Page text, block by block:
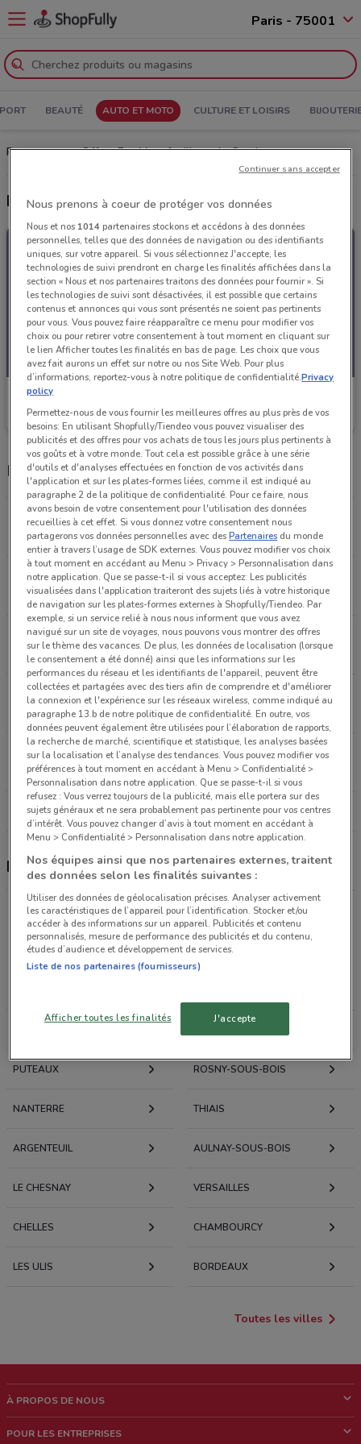
Paris - 75001
BEAUTÉ AUTO ET MOTO CULTURE ET LOISIRS
Prospectus et Offres Feu Vert: feuilletez le Catalogue
Derniers catalogues Feu Vert
Feu Vert
Valable jusqu'au 25/08 6.1 km
Magasins Feu Vert dans les environs
21, Rue Paul Vaillant Couturier Ivry-sur-seine
6.1 km
FERMÉ
Av. General de Gaulle L'haÿ-les-roses
8.6 km
FERMÉ
5 rue Eugene Henaff Vitry-sur-seine
9.2 km
OUVERT
Zone de Paris Nord - Secteur 2 Aulnay-sous-bois
14.7 km
FERMÉ
Av. du Président Georges Pompidou Ermont
15.8 km
Tous les magasins Feu Vert
Feu Vert, promotions et magasins
Promotions des catalogues et prospectus par ville
dans les environs
PUTEAUX ROSNY-SOUS-BOIS
NANTERRE THIAIS
ARGENTEUIL AULNAY-SOUS-BOIS
LE CHESNAY VERSAILLES
CHELLES CHAMBOURCY
LES ULIS BORDEAUX
Toutes les villes
À PROPOS DE NOUS
POUR LES ENTREPRISES
Nous prenons à coeur de protéger vos données
Nous et nos 1014partenaires stockons et accédons à des données
personnelles, telles que des données de navigation ou des identifiants
uniques, sur votre appareil. Si vous sélectionnez J'accepte, les
technologies de suivi prendront en charge les finalités affichées dans la
section « Nous et nos partenaires traitons des données pour fournir ». Si
les technologies de suivi sont désactivées, il est possible que certains
contenus et annonces qui vous sont présentés ne soient pas pertinents
pour vous. Vous pouvez faire réapparaître ce menu pour modifier vos
choix ou pour retirer votre consentement à tout moment en cliquant sur
le lien Afficher toutes les finalités en bas de page. Les choix que vous
avez fait aurons un effet sur notre ou nos Site Web. Pour plus
d’informations, reportez-vous à notre politique de confidentialité.Privacy
policy
Permettez-nous de vous fournir les meilleures offres au plus près de vos
besoins: En utilisant Shopfully/Tiendeo vous pouvez visualiser des
publicités et des offres pour vos achats de tous les jours plus pertinents à
vos goûts et à votre monde. Tout cela est possible grâce à une série
d'outils et d'analyses effectuées en fonction de vos activités dans
l'application et sur les plates-formes liées, comme il est indiqué au
paragraphe 2 de la politique de confidentialité. Pour ce faire, nous
avons besoin de votre consentement pour l'utilisation des données
recueillies à cet effet. Si vous donnez votre consentement nous
partagerons vos données personnelles avec desPartenaires du monde
entier à travers l’usage de SDK externes. Vous pouvez modifier vos choix
à tout moment en accédant au Menu > Privacy > Personnalisation dans
notre application. Que se passe-t-il si vous acceptez: Les publicités
visualisées dans l'application traiteront des sujets liés à votre historique
de navigation sur les plates-formes externes à Shopfully/Tiendeo. Par
exemple, si un service relié à nous nous informent que vous avez
navigué sur un site de voyages, nous pouvons vous montrer des offres
sur le thème des vacances. De plus, les données de localisation (lorsque
le consentement a été donné) ainsi que les informations sur les
performances du réseau et les identifiants de l'appareil, peuvent être
collectées et partagées avec des tiers afin de comprendre et d'améliorer
la connexion et l'expérience sur les réseaux wireless, comme indiqué au
paragraphe 13.b de notre politique de confidentialité. En outre, vos
données peuvent également être utilisées pour l’élaboration de rapports,
la recherche de marché, scientifique et statistique, les analyses basées
sur la localisation et l’analyse des tendances. Vous pouvez modifier vos
préférences à tout moment en accédant à Menu > Confidentialité >
Personnalisation dans notre application. Que se passe-t-il si vous
refusez : Vous verrez toujours de la publicité, mais elle portera sur des
sujets généraux et ne sera probablement pas pertinente pour vos centres
d’intérêt. Vous pouvez changer d’avis à tout moment en accédant à
Menu > Confidentialité > Personnalisation dans notre application.
Nos équipes ainsi que nos partenaires externes, traitent
des données selon les finalités suivantes :
Utiliser des données de géolocalisation précises. Analyser activement
les caractéristiques de l’appareil pour l’identification. Stocker et/ou
accéder à des informations sur un appareil. Publicités et contenu
personnalisés, mesure de performance des publicités et du contenu,
études d’audience et développement de services.
Liste de nos partenaires (fournisseurs)
Afficher toutes les finalités J'accepte
Continuer sans accepter